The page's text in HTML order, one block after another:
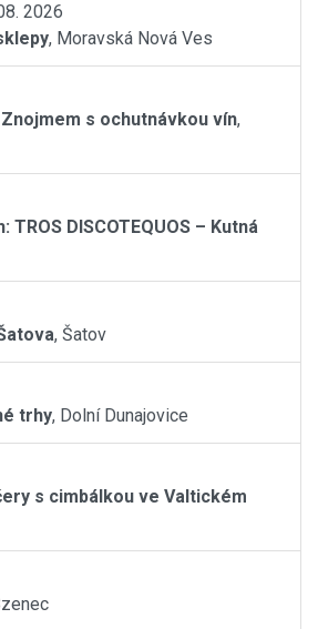
2026
, Moravská Nová Ves
s ochutnávkou vín,
TROS DISCOTEQUOS – Kutná
, Šatov
trhy, Dolní Dunajovice
s cimbálkou ve Valtickém